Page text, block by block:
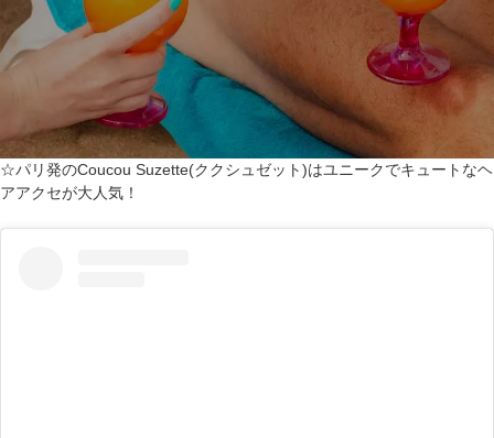
☆パリ発のCoucou Suzette(ククシュゼット)はユニークでキュートなヘ
アアクセが大人気！